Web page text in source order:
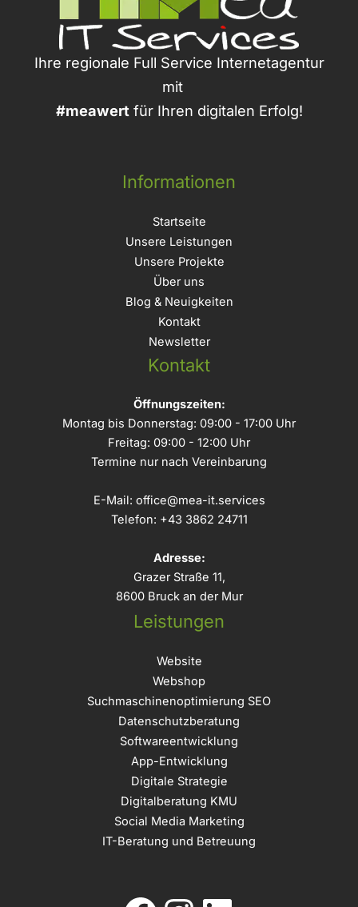
Ihre regionale Full Service Internetagentur
mit
#meawert für Ihren digitalen Erfolg!
Informationen
Startseite
Unsere Leistungen
Unsere Projekte
Über uns
Blog & Neuigkeiten
Kontakt
Newsletter
Kontakt
Öffnungszeiten:
Montag bis Donnerstag: 09:00 - 17:00 Uhr
Freitag: 09:00 - 12:00 Uhr
Termine nur nach Vereinbarung
E-Mail: office@mea-it.services
Telefon: +43 3862 24711
Adresse:
Grazer Straße 11,
8600 Bruck an der Mur
Leistungen
Website
Webshop
Suchmaschinenoptimierung SEO
Datenschutzberatung
Softwareentwicklung
App-Entwicklung
Digitale Strategie
Digitalberatung KMU
Social Media Marketing
IT-Beratung und Betreuung